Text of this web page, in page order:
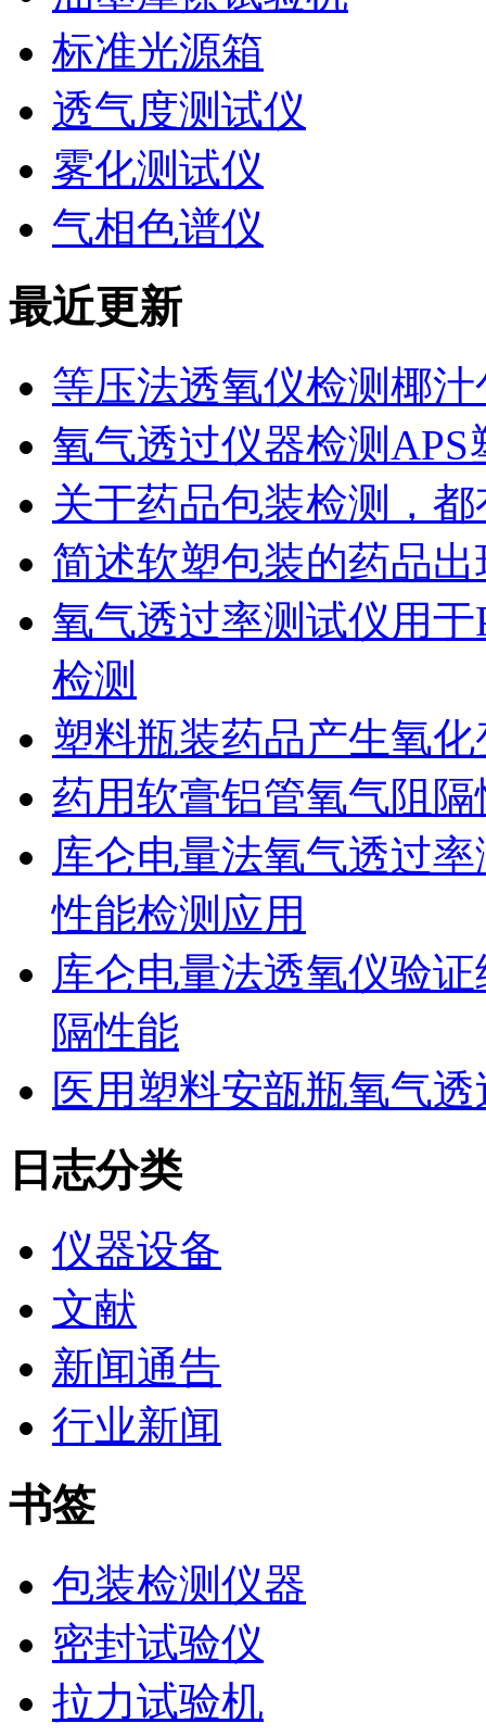
标准光源箱
透气度测试仪
雾化测试仪
气相色谱仪
最近更新
等压法透氧仪检测椰
氧气透过仪器检测
关于药品包装检测，
简述软塑包装的药品
氧气透过率测试仪用
检测
塑料瓶装药品产生氧
药用软膏铝管氧气阻
库仑电量法氧气透过
性能检测应用
库仑电量法透氧仪验
隔性能
医用塑料安瓿瓶氧气
日志分类
仪器设备
文献
新闻通告
行业新闻
书签
包装检测仪器
密封试验仪
拉力试验机